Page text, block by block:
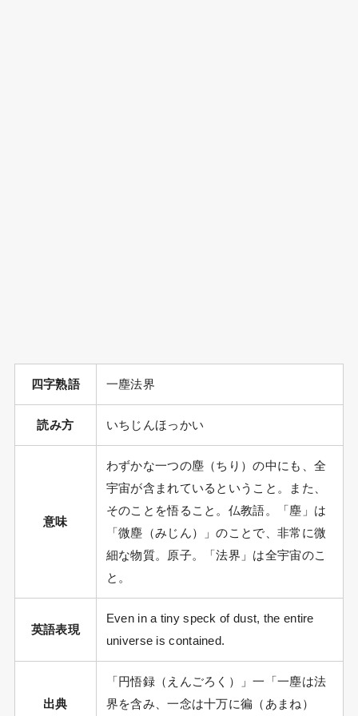
四字熟語 一塵法界
読み方 いちじんほっかい
意味
わずかな一つの塵（ちり）の中にも、全
宇宙が含まれているということ。また、
そのことを悟ること。仏教語。「塵」は
「微塵（みじん）」のことで、非常に微
細な物質。原子。「法界」は全宇宙のこ
と。
英語表現
Even in a tiny speck of dust, the entire
universe is contained.
出典
「円悟録（えんごろく）」一「一塵は法
界を含み、一念は十万に徧（あまね）